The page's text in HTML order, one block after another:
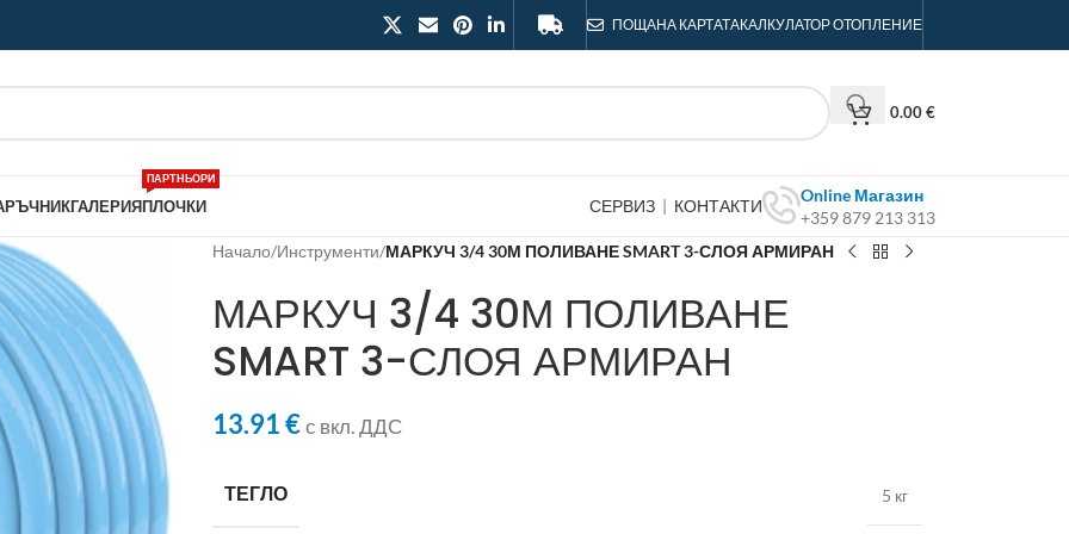
ПОЩАНА КАРТАТАКАЛКУЛАТОР ОТОПЛЕНИЕ
0.00€
ГАЛЕРИЯПЛОЧКИ
ПАРТНЬОРИ
СЕРВИЗ | КОНТАКТИ
Online Магазин
+359 879 213 313
Начало/Инструменти/МАРКУЧ 3/4 30М ПОЛИВАНЕ SMART 3-СЛОЯ АРМИРАН
МАРКУЧ 3/4 30М ПОЛИВАНЕ
SMART 3-СЛОЯ АРМИРАН
13.91€с вкл. ДДС
ТЕГЛО 5 кг